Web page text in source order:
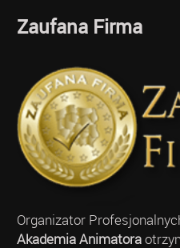
Zaufana Firma
Organizator
Akademia Animatora